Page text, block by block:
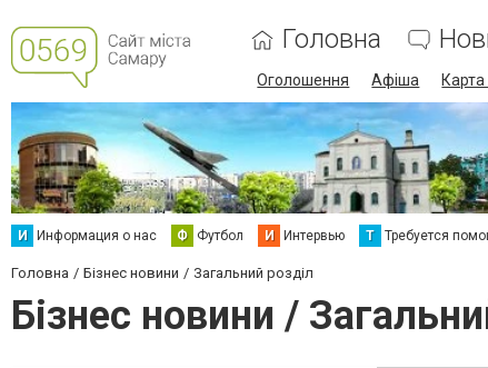
Головна
Оголошення Афіша Карта
И Информация о нас Ф Футбол И Интервью Т Требуется
Головна Бізнес новини Загальний розділ
Бізнес новини /